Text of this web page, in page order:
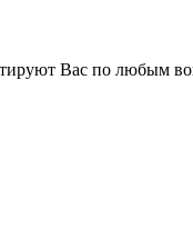
Вас по любым